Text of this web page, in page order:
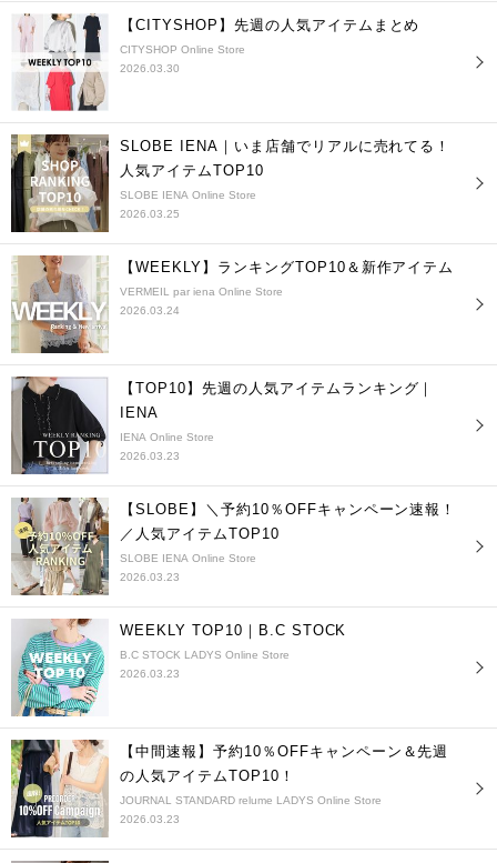
【CITYSHOP】先週の人気アイテムまとめ
CITYSHOP Online Store
2026.03.30
SLOBE IENA｜いま店舗でリアルに売れてる！
人気アイテムTOP10
SLOBE IENA Online Store
2026.03.25
【WEEKLY】ランキングTOP10＆新作アイテム
VERMEIL par iena Online Store
2026.03.24
【TOP10】先週の人気アイテムランキング｜
IENA
IENA Online Store
2026.03.23
【SLOBE】＼予約10％OFFキャンペーン速報！
／人気アイテムTOP10
SLOBE IENA Online Store
2026.03.23
WEEKLY TOP10｜B.C STOCK
B.C STOCK LADYS Online Store
2026.03.23
【中間速報】予約10％OFFキャンペーン＆先週
の人気アイテムTOP10！
JOURNAL STANDARD relume LADYS Online Store
2026.03.23